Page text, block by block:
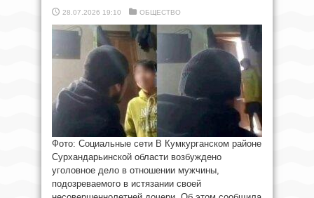
28.07.2026 19:10 ОБЩЕСТВО
Фото: Социальные сети В Кумкурганском районе
Сурхандарьинской области возбуждено
уголовное дело в отношении мужчины,
подозреваемого в истязании своей